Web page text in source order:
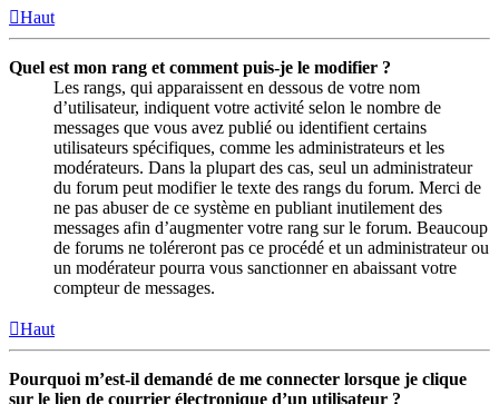
Haut
Quel est mon rang et comment puis-je le modifier ?
Les rangs, qui apparaissent en dessous de votre nom
d’utilisateur, indiquent votre activité selon le nombre de
messages que vous avez publié ou identifient certains
utilisateurs spécifiques, comme les administrateurs et les
modérateurs. Dans la plupart des cas, seul un administrateur
du forum peut modifier le texte des rangs du forum. Merci de
ne pas abuser de ce système en publiant inutilement des
messages afin d’augmenter votre rang sur le forum. Beaucoup
de forums ne toléreront pas ce procédé et un administrateur ou
un modérateur pourra vous sanctionner en abaissant votre
compteur de messages.
Haut
Pourquoi m’est-il demandé de me connecter lorsque je clique
sur le lien de courrier électronique d’un utilisateur ?